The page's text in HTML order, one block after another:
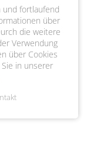
und fortlaufend
über
die weitere
Verwendung
über Cookies
in unserer